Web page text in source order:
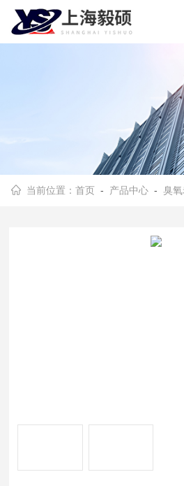
当前位置：首页 - 产品中心 -臭